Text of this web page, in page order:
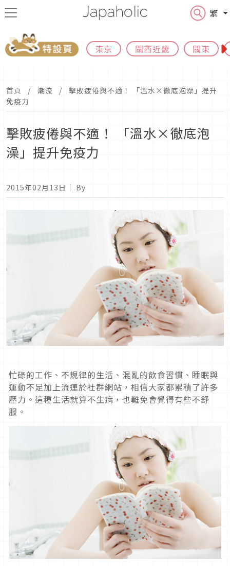
繁
東京 關西近畿 關東
首頁 潮流
擊敗疲倦與不適！ 「溫水×徹底泡澡」提升
免疫力
擊敗疲倦與不適！ 「溫水×徹底泡
澡」提升免疫力
2015年02月13日 ｜ By
忙碌的工作、不規律的生活、混亂的飲食習慣、睡眠與
運動不足加上流連於社群網站，相信大家都累積了許多
壓力。這種生活就算不生病，也難免會覺得有些不舒
服。